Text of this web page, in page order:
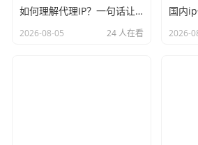
如何理解代理IP？一句话让你彻底不再迷糊
2026-08-05 24 人在看 2026-